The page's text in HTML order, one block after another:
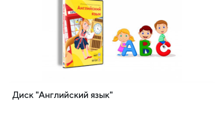
Диск "Английский язык"